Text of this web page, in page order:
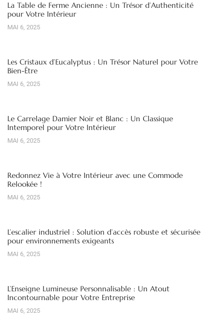
La Table de Ferme Ancienne : Un Trésor d’Authenticité
pour Votre Intérieur
MAI 6, 2025
Les Cristaux d’Eucalyptus : Un Trésor Naturel pour Votre
Bien-Être
MAI 6, 2025
Le Carrelage Damier Noir et Blanc : Un Classique
Intemporel pour Votre Intérieur
MAI 6, 2025
Redonnez Vie à Votre Intérieur avec une Commode
Relookée !
MAI 6, 2025
L’escalier industriel : Solution d’accès robuste et sécurisée
pour environnements exigeants
MAI 6, 2025
L’Enseigne Lumineuse Personnalisable : Un Atout
Incontournable pour Votre Entreprise
MAI 6, 2025